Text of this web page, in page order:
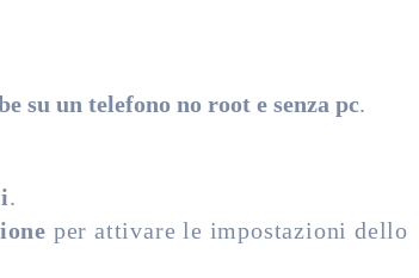
su un telefono no root e senza pc.
.
per attivare le impostazioni dello